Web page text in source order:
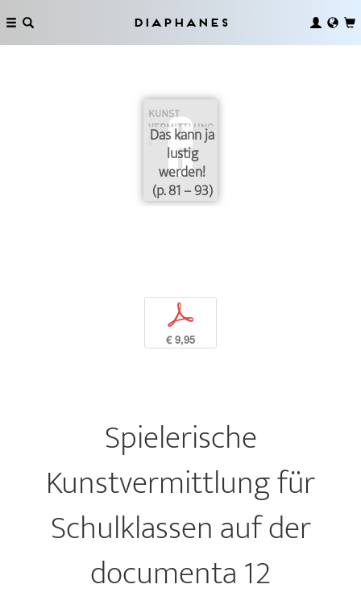
Diaphanes
Das kann ja
lustig
werden!
(p. 81 – 93)
p
€ 9,95
Spielerische
Kunstvermittlung für
Schulklassen auf der
documenta 12